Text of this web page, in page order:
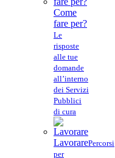
Come
fare per?
Le
risposte
alle tue
domande
all’interno
dei Servizi
Pubblici
di cura
LavorarePercorsi
per